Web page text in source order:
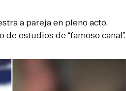
a pareja en pleno acto,
estudios de “famoso canal”.